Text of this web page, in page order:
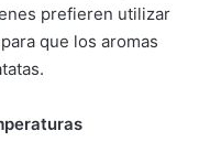
prefieren utilizar
que los aromas